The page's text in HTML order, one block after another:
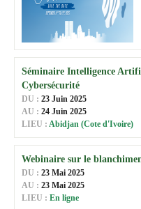
Séminaire Intelligence
Cybersécurité
DU : 23 Juin 2025
AU : 24 Juin 2025
LIEU : Abidjan (Cote d'Ivoire)
Webinaire sur le
DU : 23 Mai 2025
AU : 23 Mai 2025
LIEU : En ligne